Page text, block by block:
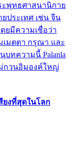
ะพุทธศาสนานิกาย
ประเทศ เช่น จีน
ยมีความเชื่อว่า
มตตา กรุณา และ
ทความนี้ Palanla
กวนอิมองค์ใหญ่
งที่สุดในโลก